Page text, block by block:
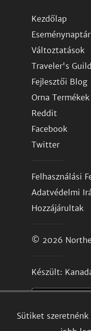
Sütiket
Kezdőlap
Eseménynaptár
Változtatások
Traveler's Guild
Fejlesztői Blog
Orna Termékek
Reddit
Facebook
Twitter
Felhasználási
Adatvédelmi
Hozzájárultak
© 2026
Készült: